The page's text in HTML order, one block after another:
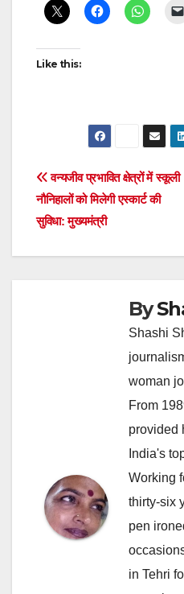
Like this:
Post
navigation
वन्यजीव प्रभावित क्षेत्रों में स्कूली
नौनिहालों को मिलेगी एस्कार्ट की
सुविधा: मुख्यमंत्री
By
Shashi
woman
From
provided
India's
Working
thirty-six
pen
in Tehri